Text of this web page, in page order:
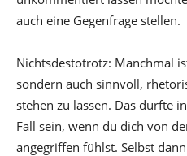
auch eine Gegenfrage stellen.
Nichtsdestotrotz: Manchmal
sondern auch sinnvoll,
stehen zu lassen. Das dürfte
Fall sein, wenn du dich von
angegriffen fühlst. Selbst